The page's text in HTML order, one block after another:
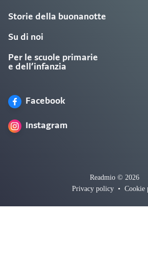
Storie della buonanotte
Su di noi
Per le scuole primarie
e dell’infanzia
Facebook
Instagram
Readmio © 2026
Privacy policy • Cookie